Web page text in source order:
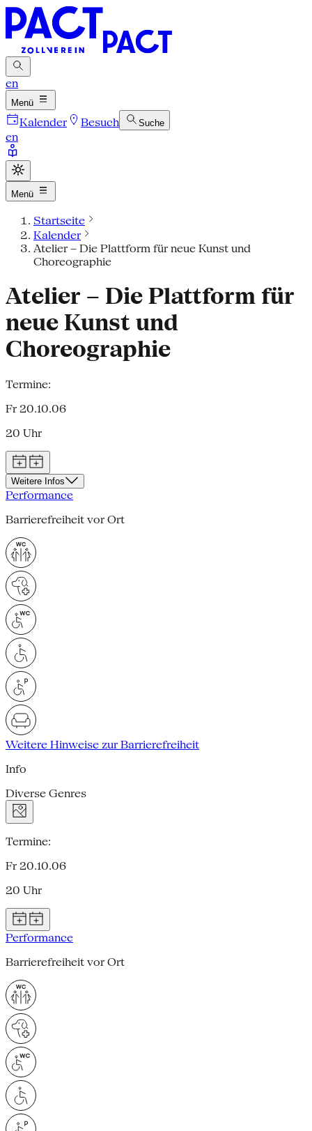
en
Menü
Kalender Besuch Suche
en
Menü
Startseite
Kalender
Atelier – Die Plattform für neue Kunst und
Choreographie
Atelier – Die Plattform für
neue Kunst und
Choreographie
Termine:
Fr 20.10.06
20 Uhr
Weitere Infos
Performance
Barrierefreiheit vor Ort
Weitere Hinweise zur Barrierefreiheit
Info
Diverse Genres
Termine:
Fr 20.10.06
20 Uhr
Performance
Barrierefreiheit vor Ort